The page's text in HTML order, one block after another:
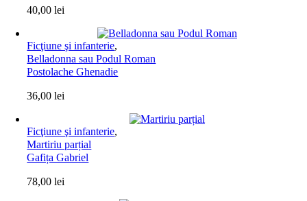
40,00lei
Ficţiune şi infanterie,
Belladonna sau Podul Roman
Postolache Ghenadie
36,00lei
Ficţiune şi infanterie,
Martiriu parțial
Gafița Gabriel
78,00lei